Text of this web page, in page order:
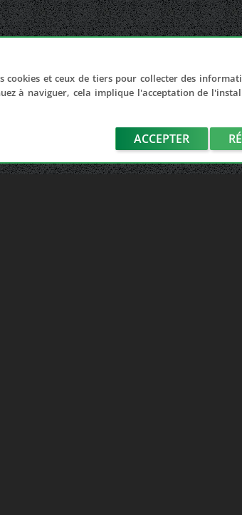
cookies et ceux de tiers pour collecter des
à naviguer, cela implique l'acceptation de
ACCEPTER